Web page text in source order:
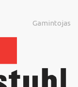
Gamintojas